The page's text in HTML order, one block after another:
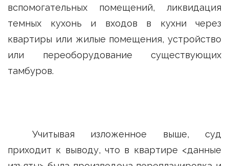
вспомогательных помещений, ликвидация
темных кухонь и входов в кухни через
квартиры или жилые помещения, устройство
или переоборудование существующих
тамбуров.
Учитывая изложенное выше, суд
приходит к выводу, что в квартире <данные